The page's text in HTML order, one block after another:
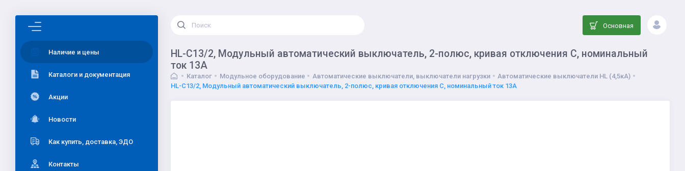
Наличие и цены
Каталоги и документация
Акции
Новости
Как купить, доставка, ЭДО
Контакты
Основная
HL-C13/2, Модульный автоматический выключатель, 2-полюс, кривая отключения C, номинальный
ток 13А
Каталог Модульное оборудование Автоматические выключатели, выключатели нагрузки
Автоматические выключатели HL (4,5кА)
HL-C13/2, Модульный автоматический выключатель, 2-полюс, кривая отключения C, номинальный ток 13А